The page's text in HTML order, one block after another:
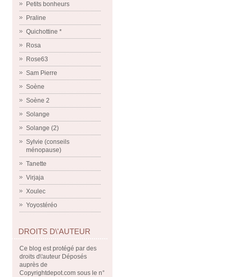
Petits bonheurs
Praline
Quichottine *
Rosa
Rose63
Sam Pierre
Soène
Soène 2
Solange
Solange (2)
Sylvie (conseils
ménopause)
Tanette
Virjaja
Xoulec
Yoyostéréo
DROITS D\'AUTEUR
Ce blog est protégé par des
droits d\'auteur Déposés
auprès de
Copyrightdepot.com sous le n°